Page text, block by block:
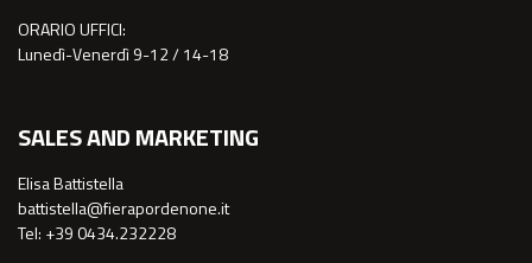
ORARIO UFFICI:
Lunedì-Venerdì 9-12 / 14-18
SALES AND MARKETING
Elisa Battistella
battistella@fierapordenone.it
Tel: +39 0434.232228